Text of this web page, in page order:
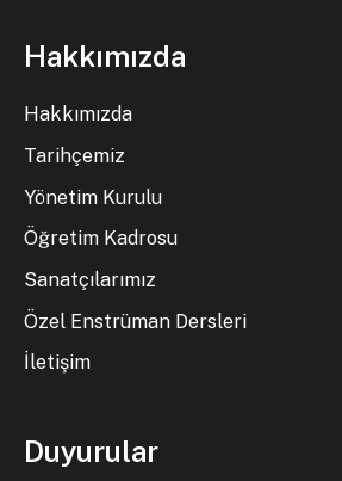
Hakkımızda
Hakkımızda
Tarihçemiz
Yönetim Kurulu
Öğretim Kadrosu
Sanatçılarımız
Özel Enstrüman Dersleri
İletişim
Duyurular